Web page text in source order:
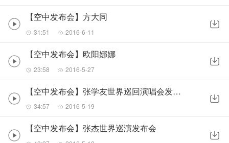
【空中发布会】方大同
31:51 2016-6-11
【空中发布会】欧阳娜娜
23:58 2016-5-27
【空中发布会】张学友世界巡回演唱会发布会
34:57 2016-5-19
【空中发布会】张杰世界巡演发布会